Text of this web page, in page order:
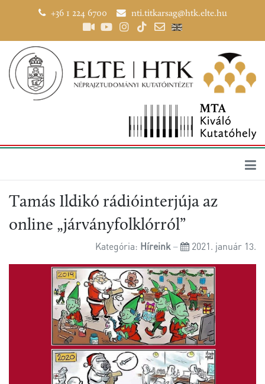
+36 1 224 6700 nti.titkarsag@htk.elte.hu
Tamás Ildikó rádióinterjúja az
online „járványfolklórról”
Kategória: Híreink 2021. január 13.